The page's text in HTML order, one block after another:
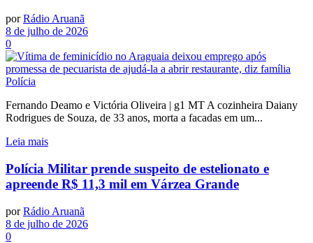
por Rádio Aruanã
8 de julho de 2026
0
Polícia
Fernando Deamo e Victória Oliveira | g1 MT A cozinheira Daiany
Rodrigues de Souza, de 33 anos, morta a facadas em um...
Leia mais
Polícia Militar prende suspeito de estelionato e
apreende R$ 11,3 mil em Várzea Grande
por Rádio Aruanã
8 de julho de 2026
0